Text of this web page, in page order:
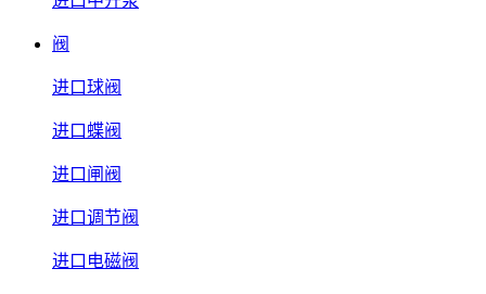
阀
进口球阀
进口蝶阀
进口闸阀
进口调节阀
进口电磁阀